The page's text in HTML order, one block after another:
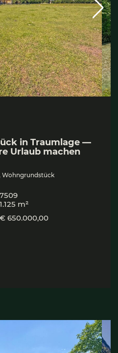
in Traum­la­ge —
Urlaub machen
Wohngrundstück
7509
1.125 m²
€ 650.000,00